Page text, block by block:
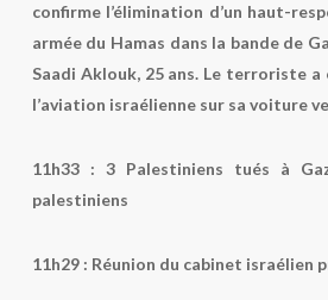
confirme l’élimination d’un haut-
armée du Hamas dans la bande de
Saadi Aklouk, 25 ans. Le terroriste
l’aviation israélienne sur sa voiture
11h33 : 3 Palestiniens tués à
palestiniens
11h29 : Réunion du cabinet israélien